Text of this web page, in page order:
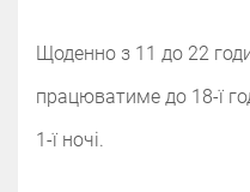
Щоденно з 11 до 22
працюватиме до 18-ї
1-ї ночі.